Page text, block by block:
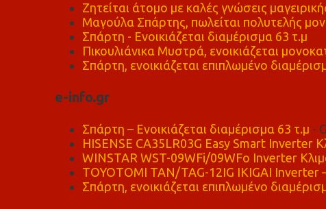
Ζητείται άτομο με καλές γνώσεις
Μαγούλα Σπάρτης, πωλείται πολυτελής
Σπάρτη - Ενοικιάζεται διαμέρισμα 63 τ.μ
Πικουλιάνικα Μυστρά, ενοικιάζεται
Σπάρτη, ενοικιάζεται επιπλωμένο
e-info.gr
Σπάρτη – Ενοικιάζεται διαμέρισμα 63 τ.μ -
HISENSE CA35LR03G Easy Smart Inverter
WINSTAR WST-09WFi/09WFo Inverter
TOYOTOMI TAN/TAG-12IG IKIGAI Inverter
Σπάρτη, ενοικιάζεται επιπλωμένο